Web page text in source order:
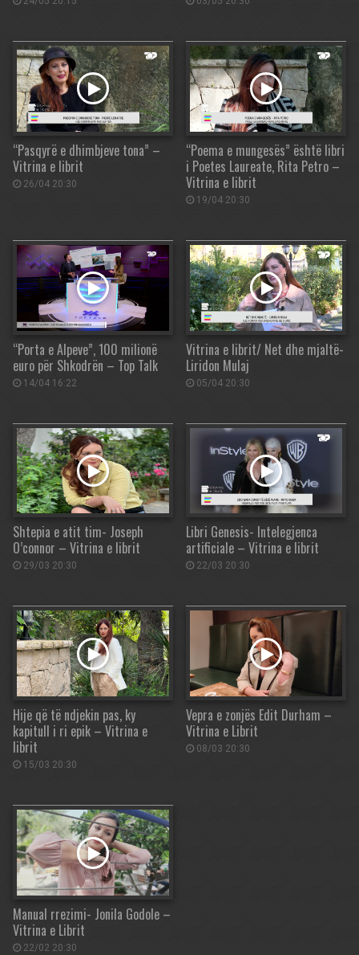
“Pasqyrë e dhimbjeve tona” –
Vitrina e librit
26/04 20:30
“Poema e mungesës” është libri
i Poetes Laureate, Rita Petro –
Vitrina e librit
19/04 20:30
“Porta e Alpeve”, 100 milionë
euro për Shkodrën – Top Talk
14/04 16:22
Vitrina e librit/ Net dhe mjaltë-
Liridon Mulaj
05/04 20:30
Shtepia e atit tim- Joseph
O’connor – Vitrina e librit
29/03 20:30
Libri Genesis- Intelegjenca
artificiale – Vitrina e librit
22/03 20:30
Hije që të ndjekin pas, ky
kapitull i ri epik – Vitrina e
librit
15/03 20:30
Vepra e zonjës Edit Durham –
Vitrina e Librit
08/03 20:30
Manual rrezimi- Jonila Godole –
Vitrina e Librit
22/02 20:30